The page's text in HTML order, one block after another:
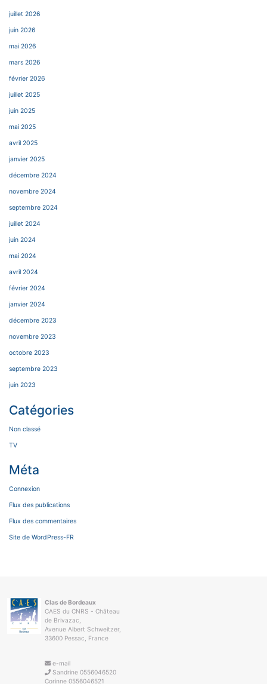
juillet 2026
juin 2026
mai 2026
mars 2026
février 2026
juillet 2025
juin 2025
mai 2025
avril 2025
janvier 2025
décembre 2024
novembre 2024
septembre 2024
juillet 2024
juin 2024
mai 2024
avril 2024
février 2024
janvier 2024
décembre 2023
novembre 2023
octobre 2023
septembre 2023
juin 2023
Catégories
Non classé
TV
Méta
Connexion
Flux des publications
Flux des commentaires
Site de WordPress-FR
Clas de Bordeaux
CAES du CNRS - Château
de Brivazac,
Avenue Albert Schweitzer,
33600 Pessac, France
e-mail
Sandrine 0556046520
Corinne 0556046521